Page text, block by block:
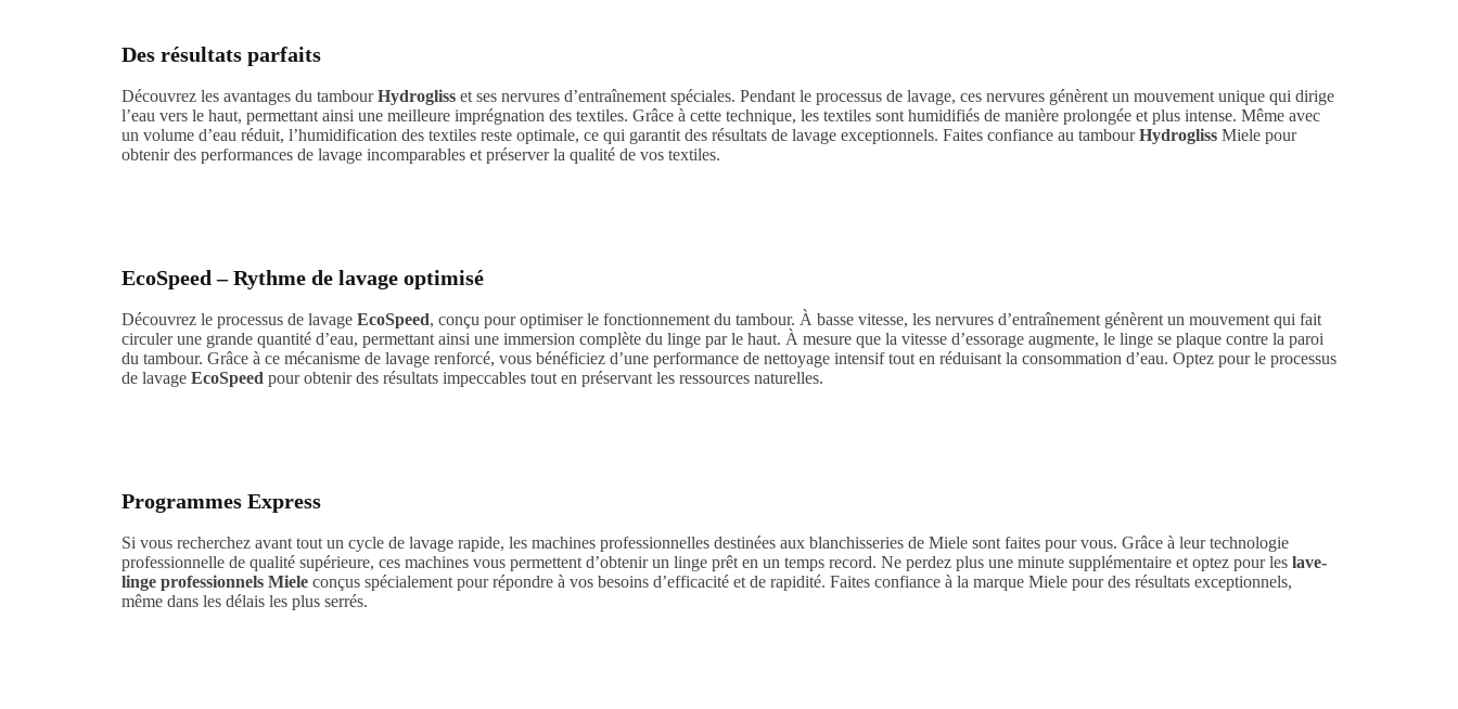
Des résultats parfaits
Découvrez les avantages du tambourHydrogliss et ses nervures d’entraînement spéciales. Pendant le processus de lavage, ces nervures génèrent un mouvement unique qui dirige
l’eau vers le haut, permettant ainsi une meilleure imprégnation des textiles. Grâce à cette technique, les textiles sont humidifiés de manière prolongée et plus intense. Même avec
un volume d’eau réduit, l’humidification des textiles reste optimale, ce qui garantit des résultats de lavage exceptionnels. Faites confiance au tambourHydrogliss Miele pour
obtenir des performances de lavage incomparables et préserver la qualité de vos textiles.
EcoSpeed – Rythme de lavage optimisé
Découvrez le processus de lavage EcoSpeed, conçu pour optimiser le fonctionnement du tambour. À basse vitesse, les nervures d’entraînement génèrent un mouvement qui fait
circuler une grande quantité d’eau, permettant ainsi une immersion complète du linge par le haut. À mesure que la vitesse d’essorage augmente, le linge se plaque contre la paroi
du tambour. Grâce à ce mécanisme de lavage renforcé, vous bénéficiez d’une performance de nettoyage intensif tout en réduisant la consommation d’eau. Optez pour le processus
de lavage EcoSpeed pour obtenir des résultats impeccables tout en préservant les ressources naturelles.
Programmes Express
Si vous recherchez avant tout un cycle de lavage rapide, les machines professionnelles destinées aux blanchisseries de Miele sont faites pour vous. Grâce à leur technologie
professionnelle de qualité supérieure, ces machines vous permettent d’obtenir un linge prêt en un temps record. Ne perdez plus une minute supplémentaire et optez pour les lave-
linge professionnels Miele conçus spécialement pour répondre à vos besoins d’efficacité et de rapidité. Faites confiance à la marque Miele pour des résultats exceptionnels,
même dans les délais les plus serrés.